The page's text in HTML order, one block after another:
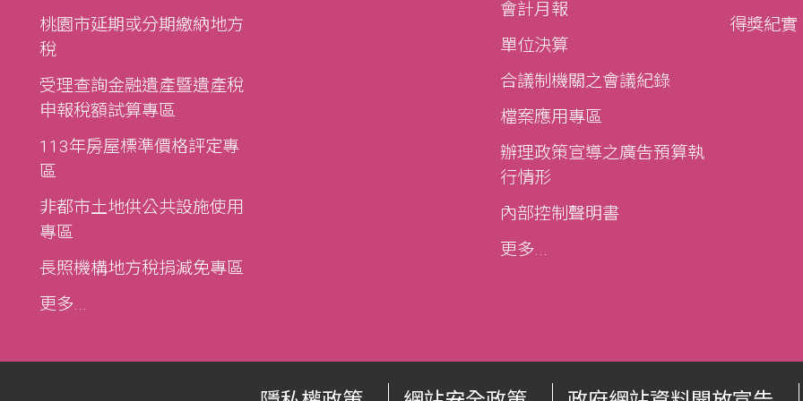
桃園市延期或分期繳納地方
稅
受理查詢金融遺產暨遺產稅
申報稅額試算專區
113年房屋標準價格評定專
區
非都市土地供公共設施使用
專區
長照機構地方稅捐減免專區
更多...
會計月報
單位決算
合議制機關之會議紀錄
檔案應用專區
辦理政策宣導之廣告預算執
行情形
內部控制聲明書
更多...
得獎紀實